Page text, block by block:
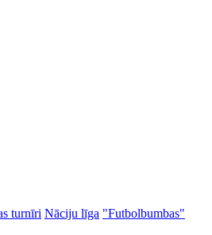
turnīri Nāciju līga "Futbolbumbas"